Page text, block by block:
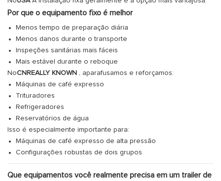
Por que o equipamento fixo é melhor
Menos tempo de preparação diária
Menos danos durante o transporte
Inspeções sanitárias mais fáceis
Mais estável durante o reboque
NoCNREALLY KNOWN , aparafusamos e reforçamos:
Máquinas de café expresso
Trituradores
Refrigeradores
Reservatórios de água
Isso é especialmente importante para:
Máquinas de café expresso de alta pressão
Configurações robustas de dois grupos
Que equipamentos você realmente precisa em um trailer de